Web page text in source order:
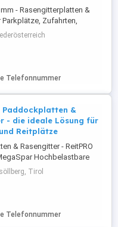
mm - Rasengitterplatten &
Zufahrten,
Schwerlastflächen
und langlebige
für Parkplätze,
und
Die NEOGRID 40 mm
wasserdurchlässige und
Telefonnummer
Paddockplatten &
- die ideale Lösung für
Reitplätze
& Rasengitter - ReitPRO
Hochbelastbare
und Rasengitter zur
Bodenbefestigung von
Parkplätzen
Sie sorgen für eine
trittsichere und
Tirol
Telefonnummer